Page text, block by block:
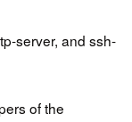
server, and ssh-
of the